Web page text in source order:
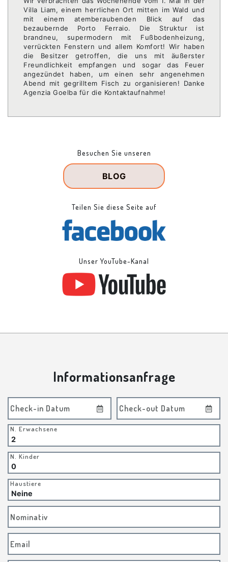
Villa Liam, einem herrlichen Ort mitten im Wald und
mit einem atemberaubenden Blick auf das
bezaubernde Porto Ferraio. Die Struktur ist
brandneu, supermodern mit Fußbodenheizung,
verrückten Fenstern und allem Komfort! Wir haben
die Besitzer getroffen, die uns mit äußerster
Freundlichkeit empfangen und sogar das Feuer
angezündet haben, um einen sehr angenehmen
Abend mit gegrilltem Fisch zu organisieren! Danke
Agenzia Goelba für die Kontaktaufnahme!
Besuchen Sie unseren
BLOG
Teilen Sie diese Seite auf
Unser YouTube-Kanal
Informationsanfrage
Check-in Datum Check-out Datum
N. Erwachsene
N. Kinder
Haustiere
Nominativ
Email